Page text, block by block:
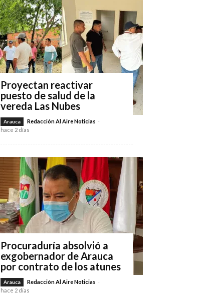
Proyectan reactivar
puesto de salud de la
vereda Las Nubes
Arauca Redacción Al Aire Noticias -
hace 2 días
Procuraduría absolvió a
exgobernador de Arauca
por contrato de los atunes
Arauca Redacción Al Aire Noticias -
hace 2 días